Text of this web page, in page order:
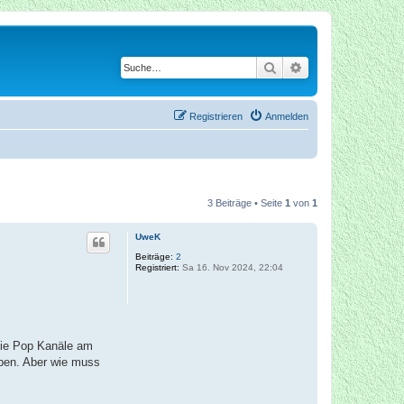
Suche Erweiterte Suche
Anmelden
Registrieren
3 Beiträge • Seite 1 von 1
UweK
Beiträge: 2
Registriert: Sa 16. Nov 2024, 22:04
Pop Kanäle am
Aber wie muss